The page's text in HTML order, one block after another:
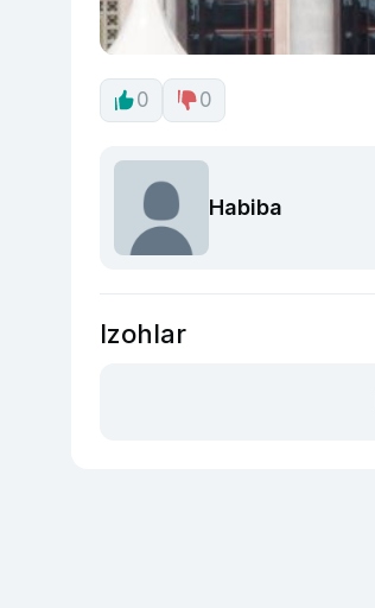
0 0
Habiba
Izohlar